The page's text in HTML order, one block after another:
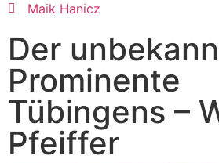
Maik Hanicz
Der
Prominente
Tübingens –
Pfeiffer